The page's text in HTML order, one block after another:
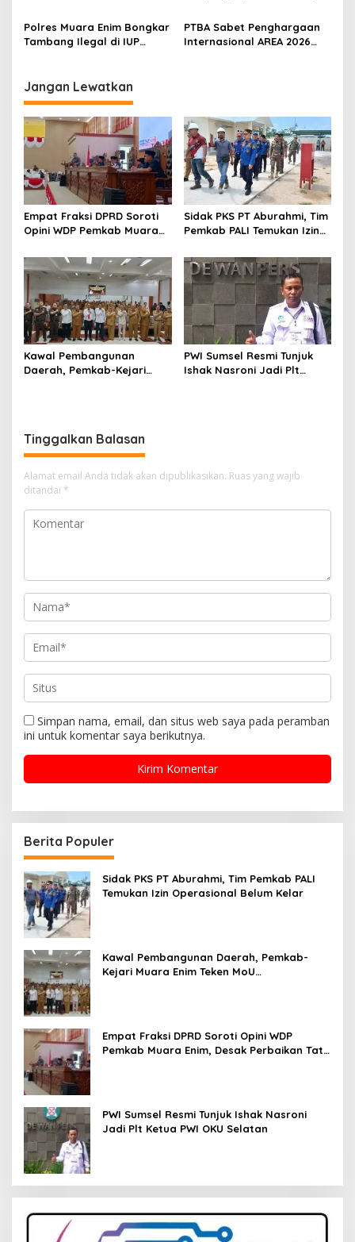
IUP Perseroan
Polres Muara Enim Bongkar
Tambang Ilegal di IUP
PTBA Sabet Penghargaan
Internasional AREA 2026
Jangan Lewatkan
Empat Fraksi DPRD Soroti
Opini WDP Pemkab Muara
Kelola Keuangan
Sidak PKS PT Aburahmi, Tim
Pemkab PALI Temukan Izin
Kawal Pembangunan
Daerah, Pemkab-Kejari
PWI Sumsel Resmi Tunjuk
Ishak Nasroni Jadi Plt
Tinggalkan Balasan
Alamat email Anda tidak akan dipublikasikan. Ruas yang wajib
ditandai *
Simpan nama, email, dan situs web saya pada peramban
ini untuk komentar saya berikutnya.
Berita Populer
Sidak PKS PT Aburahmi, Tim Pemkab PALI
Temukan Izin Operasional Belum Kelar
Kawal Pembangunan Daerah, Pemkab-
Kejari Muara Enim Teken MoU
Empat Fraksi DPRD Soroti Opini WDP
Pemkab Muara Enim, Desak Perbaikan Tata
PWI Sumsel Resmi Tunjuk Ishak Nasroni
Jadi Plt Ketua PWI OKU Selatan